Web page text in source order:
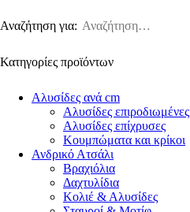
Αναζήτηση για:
Κατηγορίες προϊόντων
Αλυσίδες ανά cm
Αλυσίδες επιροδιωμένες
Αλυσίδες επίχρυσες
Κουμπώματα και κρίκοι
Ανδρικό Ατσάλι
Βραχιόλια
Δαχτυλίδια
Κολιέ & Αλυσίδες